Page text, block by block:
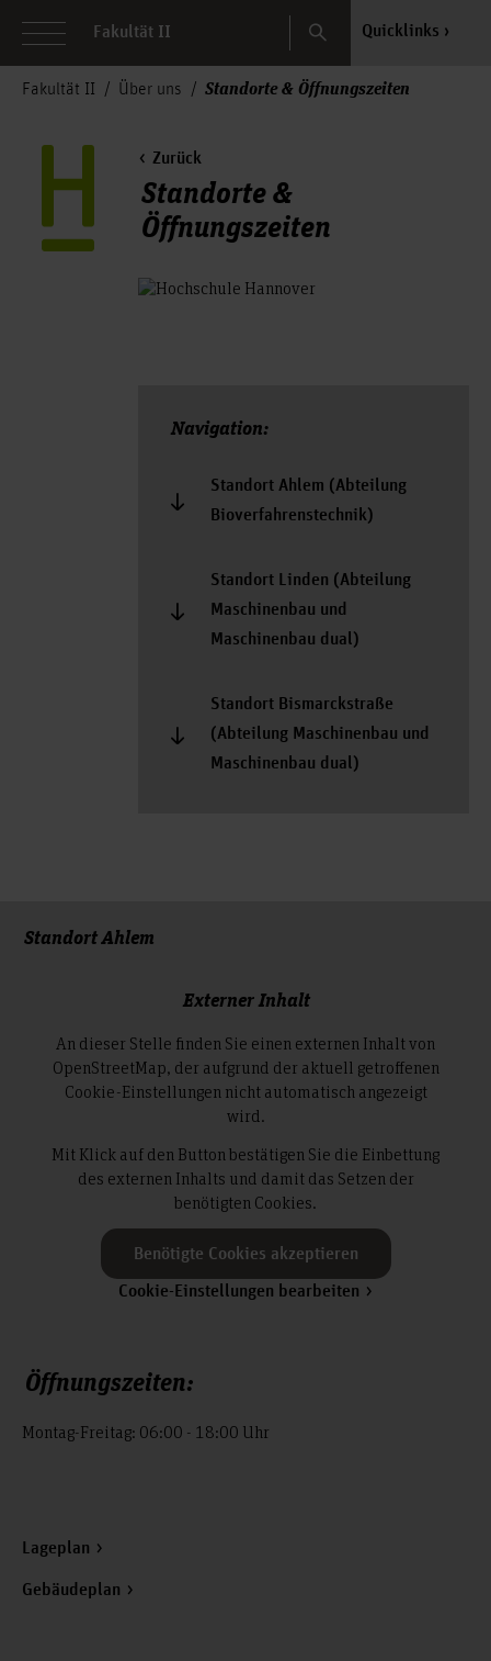
Fakultät II Search Quicklinks
Fakultät II Über uns Standorte & Öffnungszeiten
Zurück
Standorte &
Öffnungszeiten
Navigation:
Standort Ahlem (Abteilung
Bioverfahrenstechnik)
Standort Linden (Abteilung
Maschinenbau und
Maschinenbau dual)
Standort Bismarckstraße
(Abteilung Maschinenbau und
Maschinenbau dual)
Standort Ahlem
Externer Inhalt
An dieser Stelle finden Sie einen externen Inhalt von
OpenStreetMap, der aufgrund der aktuell getroffenen
Cookie-Einstellungen nicht automatisch angezeigt
wird.
Mit Klick auf den Button bestätigen Sie die Einbettung
des externen Inhalts und damit das Setzen der
benötigten Cookies.
Benötigte Cookies akzeptieren
Cookie-Einstellungen bearbeiten
Öffnungszeiten:
Montag-Freitag: 06:00 - 18:00 Uhr
Lageplan
Gebäudeplan